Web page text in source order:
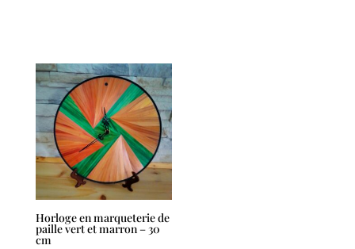
Horloge en marqueterie de
paille vert et marron – 30
cm